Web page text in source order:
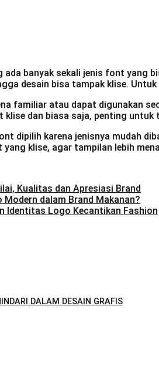
ada banyak sekali jenis font yang
desain bisa tampak klise.
familiar atau dapat digunakan
klise dan biasa saja, penting
dipilih karena jenisnya mudah
klise, agar tampilan lebih
Kualitas dan Apresiasi Brand
dalam Brand Makanan?
Identitas Logo Kecantikan Fashion
DALAM DESAIN GRAFIS